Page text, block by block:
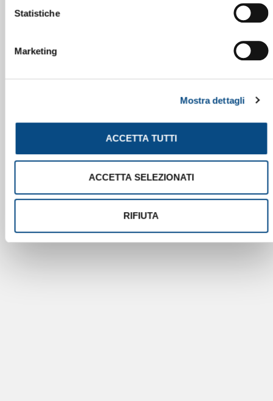
Statistiche
Marketing
Mostra dettagli
ACCETTA TUTTI
ACCETTA SELEZIONATI
RIFIUTA